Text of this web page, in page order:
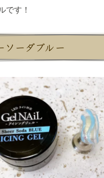
です！
ソーダブルー